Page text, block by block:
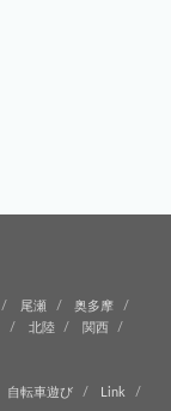
尾瀬
奥多摩
北陸
関西
自転車遊び
Link